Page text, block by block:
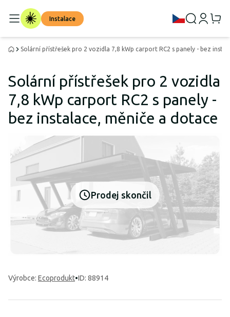
Instalace
Solární přístřešek pro 2 vozidla 7,8 kWp carport RC2 s panely - bez
Solární přístřešek pro 2 vozidla
7,8 kWp carport RC2 s panely -
bez instalace, měniče a dotace
Prodej skončil
Výrobce: Ecoprodukt•ID: 88914